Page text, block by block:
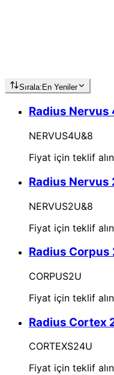
Sırala:En Yeniler
Radius Nervus
NERVUS4U&8
Fiyat için teklif alın
Radius Nervus
NERVUS2U&8
Fiyat için teklif alın
Radius Corpus
CORPUS2U
Fiyat için teklif alın
Radius Cortex
CORTEXS24U
Fiyat için teklif alın